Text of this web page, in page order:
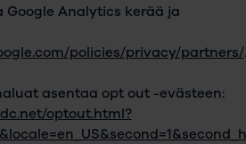
Google Analytics kerää ja
policies/privacy/partners/.
asentaa opt out -evästeen:
optout.html?